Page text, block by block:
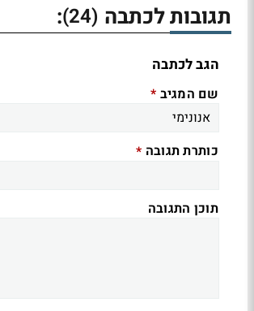
תגובות לכתבה (24)
:
הגב לכתבה
שם המגיב *
כותרת תגובה *
תוכן התגובה